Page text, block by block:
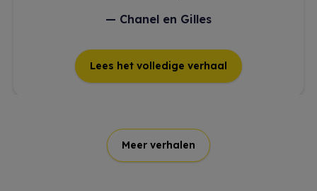
Lees het
Meer verhalen